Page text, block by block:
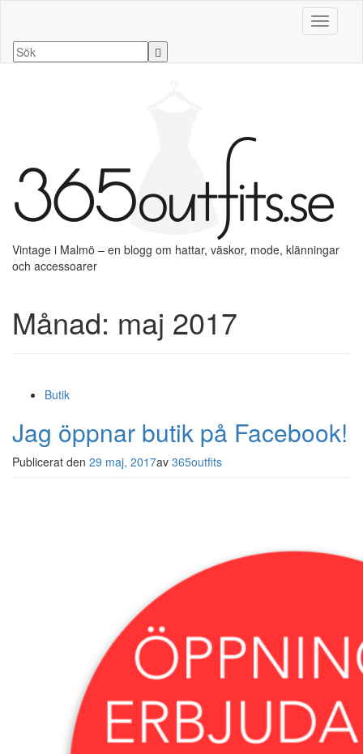
Slå på/
Vintage i Malmö – en blogg om hattar, väskor, mode, klänningar
och accessoarer
Månad: maj 2017
Butik
Jag öppnar butik på Facebook!
Publicerat den 29 maj, 2017av 365outfits